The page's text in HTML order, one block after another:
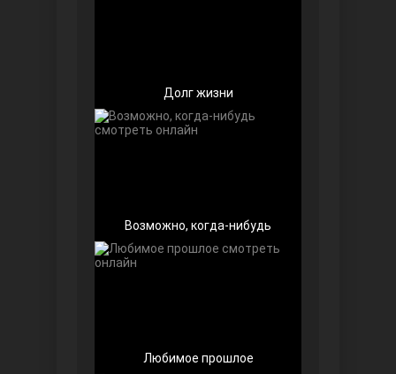
Ранняя пташка
Беззащитные
Долг жизни
Возможно, когда-нибудь
Любимое прошлое